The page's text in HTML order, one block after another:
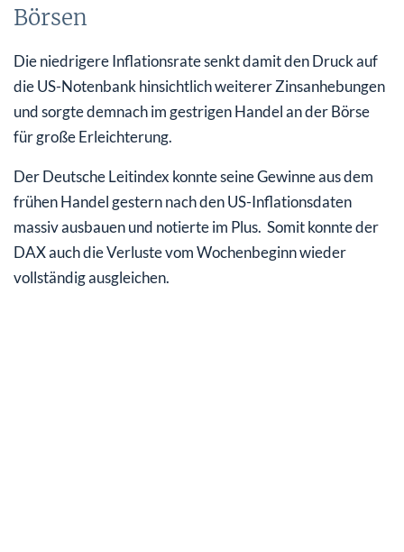
Börsen
Die niedrigere Inflationsrate senkt damit den Druck auf
die US-Notenbank hinsichtlich weiterer Zinsanhebungen
und sorgte demnach im gestrigen Handel an der Börse
für große Erleichterung.
Der Deutsche Leitindex konnte seine Gewinne aus dem
frühen Handel gestern nach den US-Inflationsdaten
massiv ausbauen und notierte im Plus. Somit konnte der
DAX auch die Verluste vom Wochenbeginn wieder
vollständig ausgleichen.